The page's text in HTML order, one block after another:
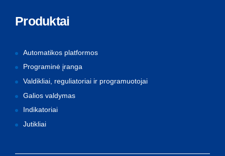
Produktai
Automatikos platformos
Programinė įranga
Valdikliai, reguliatoriai ir programuotojai
Galios valdymas
Indikatoriai
Jutikliai